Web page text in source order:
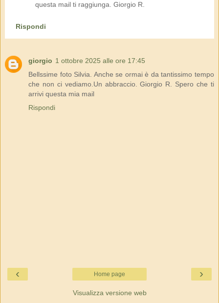
questa mail ti raggiunga. Giorgio R.
Rispondi
giorgio 1 ottobre 2025 alle ore 17:45
Bellssime foto Silvia. Anche se ormai è da tantissimo tempo
che non ci vediamo.Un abbraccio. Giorgio R. Spero che ti
arrivi questa mia mail
Rispondi
‹ ›
Home page
Visualizza versione web